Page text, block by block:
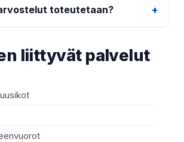
toteutetaan?
liittyvät palvelut